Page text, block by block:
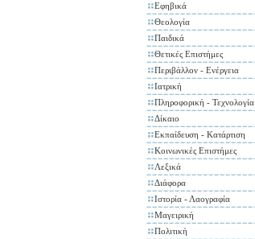
Εφηβικά
Θεολογία
Παιδικά
Θετικές Επιστήμες
Περιβάλλον - Ενέργεια
Ιατρική
Πληροφορική - Τεχνολογία
Δίκαιο
Εκπαίδευση - Κατάρτιση
Κοινωνικές Επιστήμες
Λεξικά
Διάφορα
Ιστορία - Λαογραφία
Μαγειρική
Πολιτική